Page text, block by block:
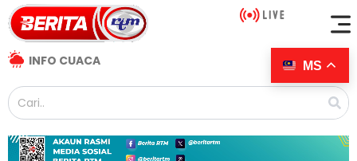
INFO CUACA MS